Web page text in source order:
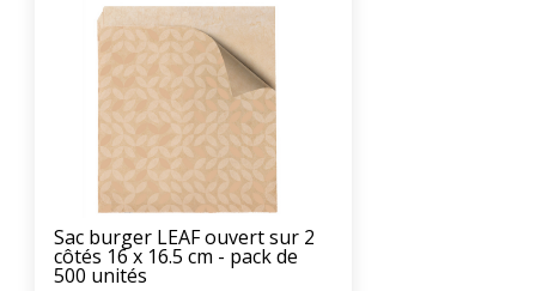
Sac burger LEAF ouvert sur 2
côtés 16 x 16.5 cm - pack de
500 unités